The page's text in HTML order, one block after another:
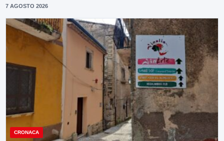
7 AGOSTO 2026
CRONACA